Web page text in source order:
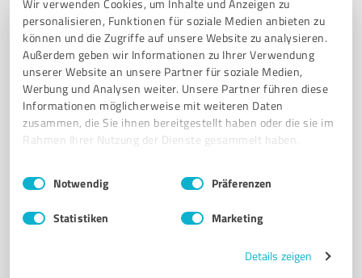
Wir verwenden Cookies, um Inhalte und Anzeigen zu
personalisieren, Funktionen für soziale Medien anbieten zu
können und die Zugriffe auf unsere Website zu analysieren.
Außerdem geben wir Informationen zu Ihrer Verwendung
unserer Website an unsere Partner für soziale Medien,
Werbung und Analysen weiter. Unsere Partner führen diese
Informationen möglicherweise mit weiteren Daten
zusammen, die Sie ihnen bereitgestellt haben oder die sie im
Rahmen Ihrer Nutzung der Dienste gesammelt haben.
Impressum Datenschutzbestimmungen
Einwilligungsauswahl
Notwendig Präferenzen
Statistiken Marketing
Details zeigen
PARKREMPLER KFZ-DIENSTLEISTUNGEN
Gutenbergstraße 12, 30823 Garbsen
info@beulendoktor-garbsen.de
www.beulendoktor-garbsen.de/
4,90 / 5,00